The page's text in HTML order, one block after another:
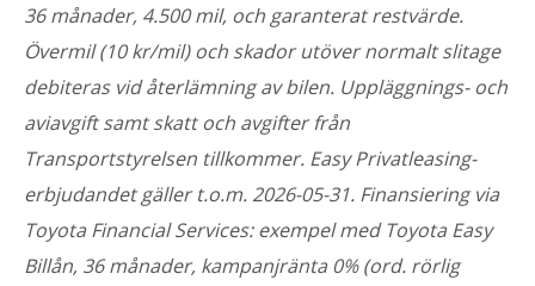
36 månader, 4.500 mil, och garanterat restvärde.
Övermil (10 kr/mil) och skador utöver normalt slitage
debiteras vid återlämning av bilen. Uppläggnings- och
aviavgift samt skatt och avgifter från
Transportstyrelsen tillkommer. Easy Privatleasing-
erbjudandet gäller t.o.m. 2026-05-31. Finansiering via
Toyota Financial Services: exempel med Toyota Easy
Billån, 36 månader, kampanjränta 0% (ord. rörlig